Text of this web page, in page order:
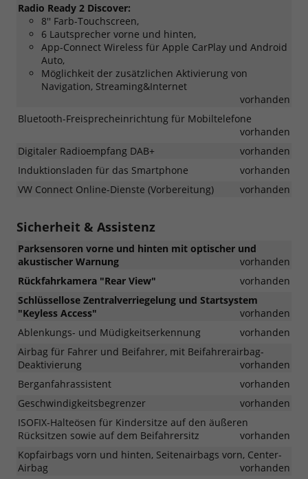
Radio Ready 2 Discover:
8'' Farb-Touchscreen,
6 Lautsprecher vorne und hinten,
App-Connect Wireless für Apple CarPlay und Android
Auto,
Möglichkeit der zusätzlichen Aktivierung von
Navigation, Streaming&Internet
vorhanden
Bluetooth-Freisprecheinrichtung für Mobiltelefone
vorhanden
Digitaler Radioempfang DAB+
vorhanden
Induktionsladen für das Smartphone
vorhanden
VW Connect Online-Dienste (Vorbereitung)
vorhanden
Sicherheit & Assistenz
Parksensoren vorne und hinten mit optischer und
akustischer Warnung
vorhanden
Rückfahrkamera "Rear View"
vorhanden
Schlüssellose Zentralverriegelung und Startsystem
"Keyless Access"
vorhanden
Ablenkungs- und Müdigkeitserkennung
vorhanden
Airbag für Fahrer und Beifahrer, mit Beifahrerairbag-
Deaktivierung
vorhanden
Berganfahrassistent
vorhanden
Geschwindigkeitsbegrenzer
vorhanden
ISOFIX-Halteösen für Kindersitze auf den äußeren
Rücksitzen sowie auf dem Beifahrersitz
vorhanden
Kopfairbags vorn und hinten, Seitenairbags vorn, Center-
Airbag
vorhanden